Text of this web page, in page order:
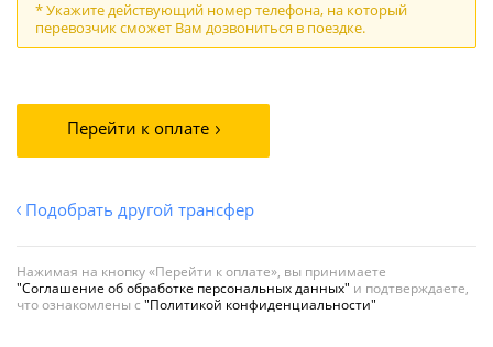
* Укажите действующий номер телефона, на который
перевозчик сможет Вам дозвониться в поездке.
Перейти к оплате
Подобрать другой трансфер
Нажимая на кнопку «Перейти к оплате», вы принимаете
"Соглашение об обработке персональных данных" и подтверждаете,
что ознакомлены с "Политикой конфиденциальности"